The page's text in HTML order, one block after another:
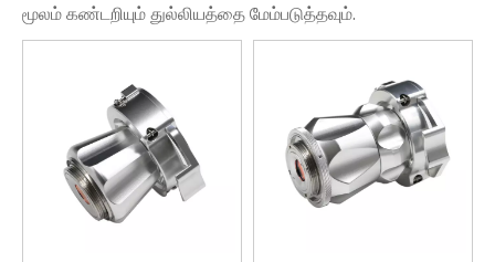
மூலம் கண்டறியும் துல்லியத்தை மேம்படுத்தவும்.